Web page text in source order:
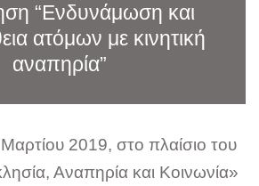
“Ενδυνάμωση και
ατόμων με κινητική
αναπηρία”
2019, στο πλαίσιο του
Αναπηρία και Κοινωνία»